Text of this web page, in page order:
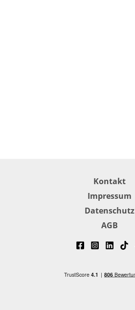
Kontakt
Impressum
Datenschutz
AGB